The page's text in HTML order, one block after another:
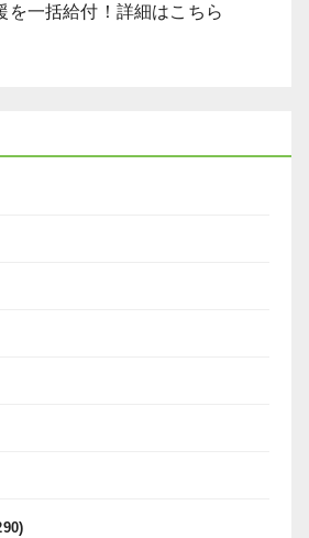
を一括給付！詳細はこちら